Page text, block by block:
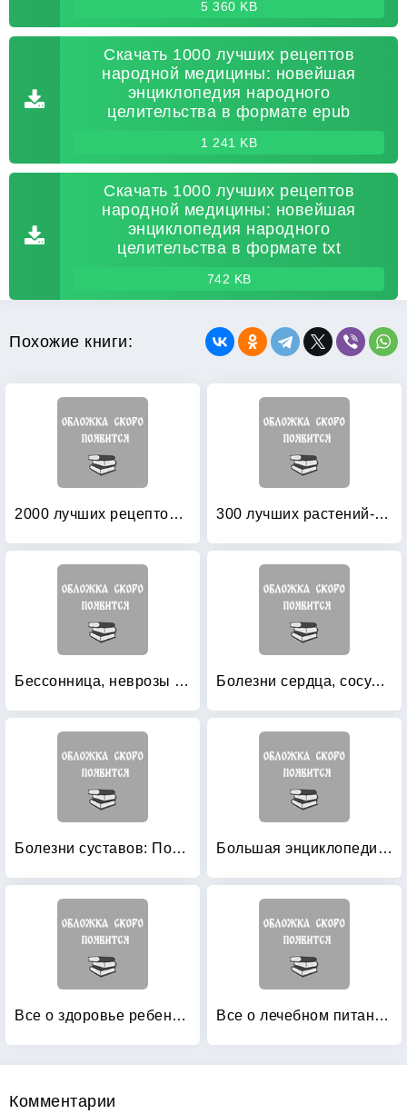
5 360 KB
Скачать 1000 лучших рецептов
народной медицины: новейшая
энциклопедия народного
целительства в формате epub
1 241 KB
Скачать 1000 лучших рецептов
народной медицины: новейшая
энциклопедия народного
целительства в формате txt
742 KB
Похожие книги:
2000 лучших рецептов народной медицины 300 лучших растений-целителей
Бессонница, неврозы и другие заболевания нервной системы Болезни сердца, сосудов, крови: Лучшие рецепты
Болезни суставов: Полезные рекомендации от целителя Николая Мазнева Большая энциклопедия здоровья
Все о здоровье ребенка: Оздоровление, закаливание, лечение Все о лечебном питании: Витамины. Минералы. Соли
Комментарии